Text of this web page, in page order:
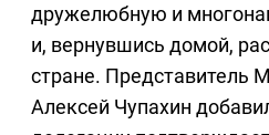
дружелюбную и
и, вернувшись домой,
стране. Представитель
Алексей Чупахин